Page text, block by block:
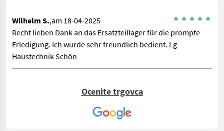
Wilhelm S.,am 18-04-2025
Recht lieben Dank an das Ersatzteillager für die prompte
Erledigung. Ich wurde sehr freundlich bedient. Lg
Haustechnik Schön
Ocenite trgovca